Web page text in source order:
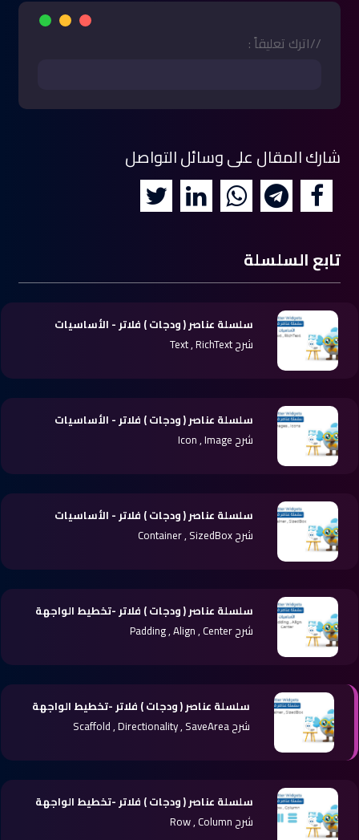
//اترك تعليقاً :
شارك المقال على وسائل التواصل
تابع السلسلة
سلسلة عناصر ( ودجات ) فلاتر - الأساسيات
شرح Text , RichText
سلسلة عناصر ( ودجات ) فلاتر - الأساسيات
شرح Icon , Image
سلسلة عناصر ( ودجات ) فلاتر - الأساسيات
شرح Container , SizedBox
سلسلة عناصر ( ودجات ) فلاتر -تخطيط الواجهة
شرح Padding , Align , Center
سلسلة عناصر ( ودجات ) فلاتر -تخطيط الواجهة
شرح Scaffold , Directionality , SaveArea
سلسلة عناصر ( ودجات ) فلاتر -تخطيط الواجهة
شرح Row , Column